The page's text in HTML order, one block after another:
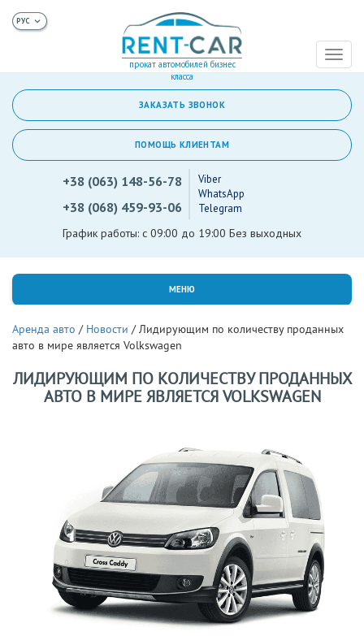
прокат автомобилей бизнес
класса
+38 (063) 148-56-78
+38 (068) 459-93-06
Viber
WhatsApp
Telegram
График работы: с 09:00 до 19:00 Без выходных
ЗАКАЗАТЬ ЗВОНОК
ПОМОЩЬ КЛИЕНТАМ
МЕНЮ
Аренда авто / Новости /Лидирующим по количеству проданных
авто в мире является Volkswagen
ЛИДИРУЮЩИМ ПО КОЛИЧЕСТВУ ПРОДАННЫХ
АВТО В МИРЕ ЯВЛЯЕТСЯ VOLKSWAGEN